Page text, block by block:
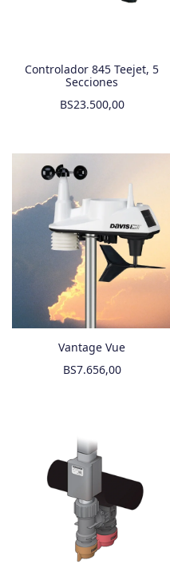
Controlador 845 Teejet, 5
Secciones
BS23.500,00
Vantage Vue
BS7.656,00